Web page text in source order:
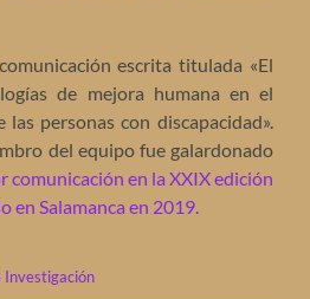
escrita titulada «El
de mejora humana en el
personas con discapacidad».
del equipo fue galardonado
comunicación en la XXIX edición
en Salamanca en 2019.
Investigación